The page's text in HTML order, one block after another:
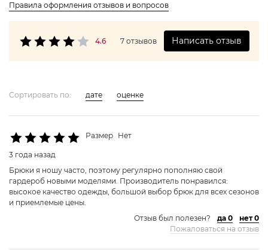
Правила оформления отзывов и вопросов
4.6 7 отзывов Написать отзыв
Сортировать по: дате оценке
Размер Нет
3 года назад
Брюки я ношу часто, поэтому регулярно пополняю свой
гардероб новыми моделями. Производитель понравился:
высокое качество одежды, большой выбор брюк для всех сезонов
и приемлемые цены.
Отзыв был полезен?
да 0
нет 0
Пожаловаться на отзыв